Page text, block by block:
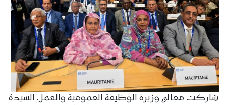
شاركت معالي وزيرة الوظيفة العمومية والعمل، السيدة